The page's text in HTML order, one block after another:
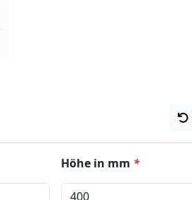
Höhe in mm *